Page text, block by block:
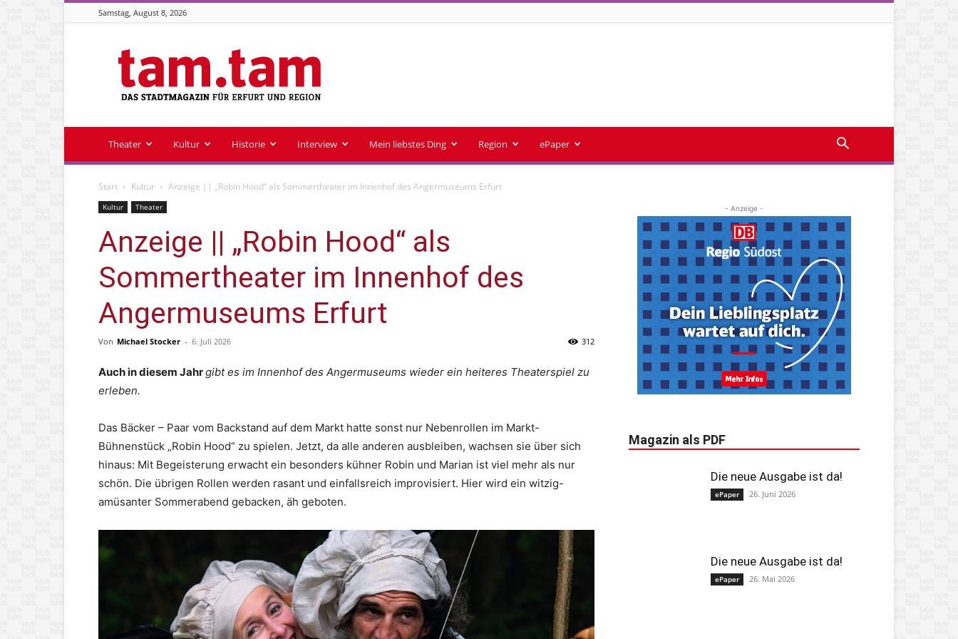
Samstag, August 8, 2026
Stadtmagazin
tam.tam
Theater Kultur Historie Interview Mein liebstes Ding Region ePaper
Start Kultur Anzeige || „Robin Hood“ als Sommertheater im Innenhof des Angermuseums Erfurt
Kultur Theater
Anzeige || „Robin Hood“ als
Sommertheater im Innenhof des
Angermuseums Erfurt
Von Michael Stocker - 6. Juli 2026 312
Auch in diesem Jahrgibt es im Innenhof des Angermuseums wieder ein heiteres Theaterspiel zu
erleben.
Das Bäcker – Paar vom Backstand auf dem Markt hatte sonst nur Nebenrollen im Markt-
Bühnenstück „Robin Hood“ zu spielen. Jetzt, da alle anderen ausbleiben, wachsen sie über sich
hinaus: Mit Begeisterung erwacht ein besonders kühner Robin und Marian ist viel mehr als nur
schön. Die übrigen Rollen werden rasant und einfallsreich improvisiert. Hier wird ein witzig-
amüsanter Sommerabend gebacken, äh geboten.
- Anzeige -
Magazin als PDF
Die neue Ausgabe ist da!
ePaper 26. Juni 2026
Die neue Ausgabe ist da!
ePaper 26. Mai 2026